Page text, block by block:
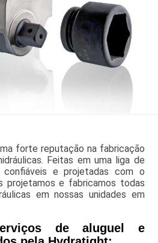
forte reputação na fabricação
Feitas em uma liga de
e projetadas com o
projetamos e fabricamos todas
em nossas unidades em
de aluguel e